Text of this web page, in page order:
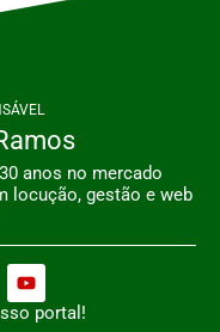
anos no mercado
locução, gestão e web
portal!